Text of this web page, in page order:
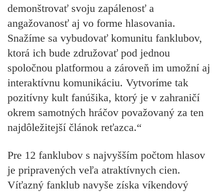
demonštrovať svoju zapálenosť a
angažovanosť aj vo forme hlasovania.
Snažíme sa vybudovať komunitu fanklubov,
ktorá ich bude združovať pod jednou
spoločnou platformou a zároveň im umožní aj
interaktívnu komunikáciu. Vytvoríme tak
pozitívny kult fanúšika, ktorý je v zahraničí
okrem samotných hráčov považovaný za ten
najdôležitejší článok reťazca.“
Pre 12 fanklubov s najvyšším počtom hlasov
je pripravených veľa atraktívnych cien.
Víťazný fanklub navyše získa víkendový